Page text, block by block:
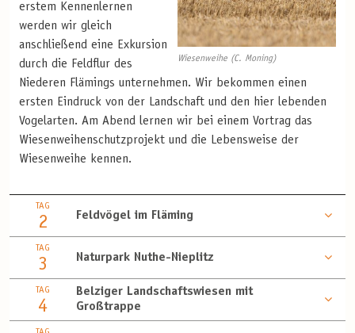
Wiesenweihe (C. Moning)
erstem Kennenlernen
werden wir gleich
anschließend eine Exkursion
durch die Feldflur des
Niederen Flämings unternehmen. Wir bekommen einen
ersten Eindruck von der Landschaft und den hier lebenden
Vogelarten. Am Abend lernen wir bei einem Vortrag das
Wiesenweihenschutzprojekt und die Lebensweise der
Wiesenweihe kennen.
TAG
2 Feldvögel im Fläming
TAG
3 Naturpark Nuthe-Nieplitz
TAG
4
Belziger Landschaftswiesen mit
Großtrappe